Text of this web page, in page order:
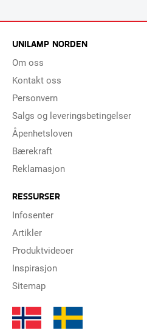
UNILAMP NORDEN
Om oss
Kontakt oss
Personvern
Salgs og leveringsbetingelser
Åpenhetsloven
Bærekraft
Reklamasjon
RESSURSER
Infosenter
Artikler
Produktvideoer
Inspirasjon
Sitemap